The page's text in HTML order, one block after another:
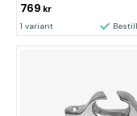
769 kr
1 variant